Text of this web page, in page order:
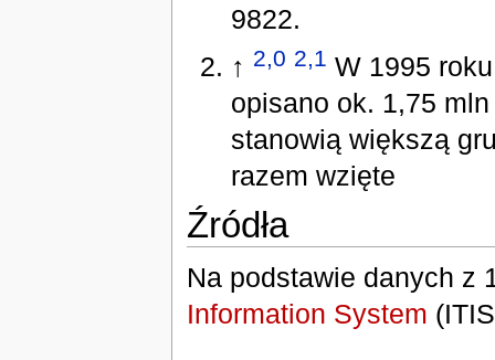
9822.
↑ 2,0 2,1 W 1995
opisano ok. 1,75
stanowią większą
razem wzięte
Źródła
Na podstawie danych z
Information System